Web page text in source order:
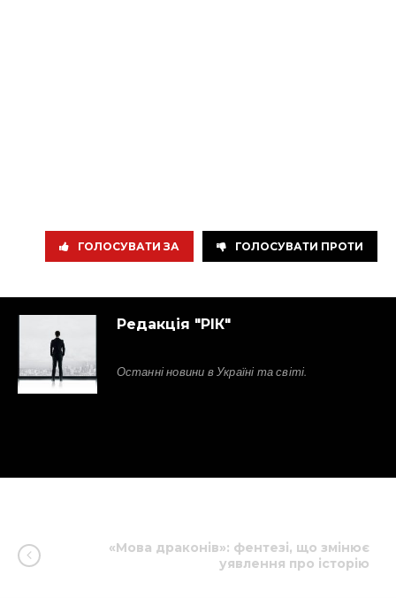
ГОЛОСУВАТИ ЗА ГОЛОСУВАТИ ПРОТИ
Редакція "РІК"
Останні новини в Україні та світі.
«Мова драконів»: фентезі, що змінює
уявлення про історію